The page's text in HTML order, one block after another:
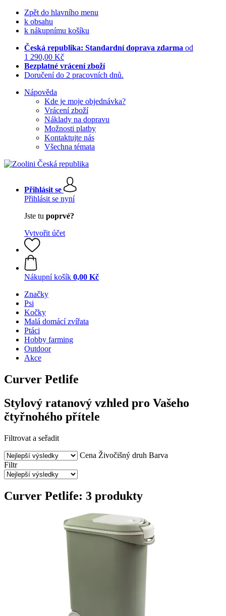
Zpět do hlavního menu
k obsahu
k nákupnímu košíku
Česká republika: Standardní doprava zdarma od
1 290,00 Kč
Bezplatné vrácení zboží
Doručení do 2 pracovních dnů.
Nápověda
Kde je moje objednávka?
Vrácení zboží
Náklady na dopravu
Možnosti platby
Kontaktujte nás
Všechna témata
Přihlásit se
Přihlásit se nyní
Jste tu poprvé?
Vytvořit účet
Nákupní košík 0,00 Kč
Značky
Psi
Kočky
Malá domácí zvířata
Ptáci
Hobby farming
Outdoor
Akce
Curver Petlife
Stylový ratanový vzhled pro Vašeho
čtyřnohého přítele
Filtrovat a seřadit
Cena Živočišný druh Barva
Filtr
Curver Petlife: 3 produkty